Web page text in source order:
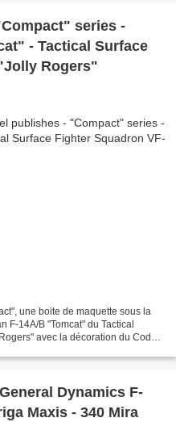
series -
- Tactical Surface
Rogers"
une boite de maquette sous la
F-14A/B "Tomcat" du Tactical
avec la décoration du Code
Dynamics F-
Maxis - 340 Mira